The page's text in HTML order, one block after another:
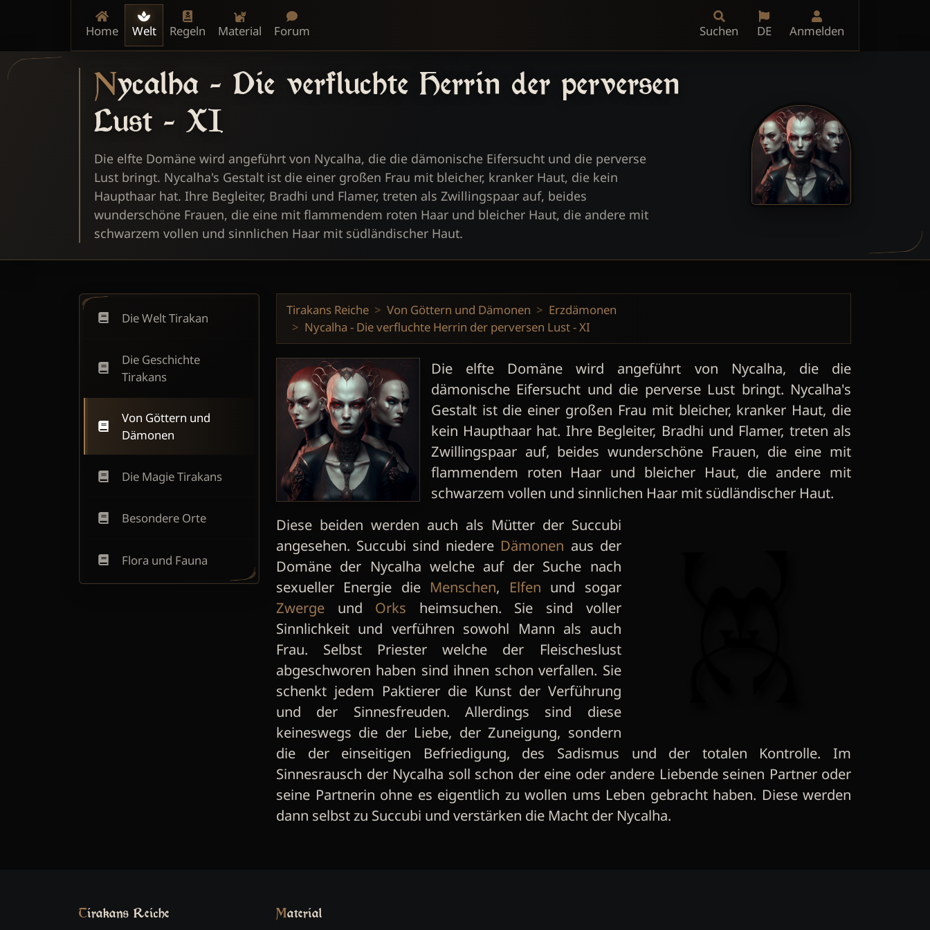
Home Welt Regeln Material Forum Suchen DE Anmelden
Nycalha - Die verfluchte Herrin der perversen
Lust - XI
Die elfte Domäne wird angeführt von Nycalha, die die dämonische Eifersucht und die perverse
Lust bringt. Nycalha's Gestalt ist die einer großen Frau mit bleicher, kranker Haut, die kein
Haupthaar hat. Ihre Begleiter, Bradhi und Flamer, treten als Zwillingspaar auf, beides
wunderschöne Frauen, die eine mit flammendem roten Haar und bleicher Haut, die andere mit
schwarzem vollen und sinnlichen Haar mit südländischer Haut.
Die Welt Tirakan
Die Geschichte
Tirakans
Von Göttern und
Dämonen
Die Magie Tirakans
Besondere Orte
Flora und Fauna
Tirakans Reiche Von Göttern und Dämonen
Erzdämonen
Nycalha - Die verfluchte Herrin der perversen Lust - XI
Die elfte Domäne wird angeführt von Nycalha, die die
dämonische Eifersucht und die perverse Lust bringt. Nycalha's
Gestalt ist die einer großen Frau mit bleicher, kranker Haut, die
kein Haupthaar hat. Ihre Begleiter, Bradhi und Flamer, treten als
Zwillingspaar auf, beides wunderschöne Frauen, die eine mit
flammendem roten Haar und bleicher Haut, die andere mit
schwarzem vollen und sinnlichen Haar mit südländischer Haut.
Diese beiden werden auch als Mütter der Succubi
angesehen. Succubi sind niedere Dämonen aus der
Domäne der Nycalha welche auf der Suche nach
sexueller Energie die Menschen, Elfen und sogar
Zwerge und Orks heimsuchen. Sie sind voller
Sinnlichkeit und verführen sowohl Mann als auch
Frau. Selbst Priester welche der Fleischeslust
abgeschworen haben sind ihnen schon verfallen. Sie
schenkt jedem Paktierer die Kunst der Verführung
und der Sinnesfreuden. Allerdings sind diese
keineswegs die der Liebe, der Zuneigung, sondern
die der einseitigen Befriedigung, des Sadismus und der totalen Kontrolle. Im
Sinnesrausch der Nycalha soll schon der eine oder andere Liebende seinen Partner oder
seine Partnerin ohne es eigentlich zu wollen ums Leben gebracht haben. Diese werden
dann selbst zu Succubi und verstärken die Macht der Nycalha.
Tirakans Reiche Material